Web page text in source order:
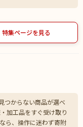
特集ページを見る
つからない商品が選べ
加工品をすぐ受け取り
ら、操作に迷わず寄附